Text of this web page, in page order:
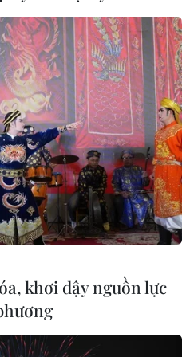
VIỆT NAM
THỊ TÁM, KHÚC THANH
Quy định sử dụng
Hỗ trợ
TTXVN
khơi dậy nguồn lực